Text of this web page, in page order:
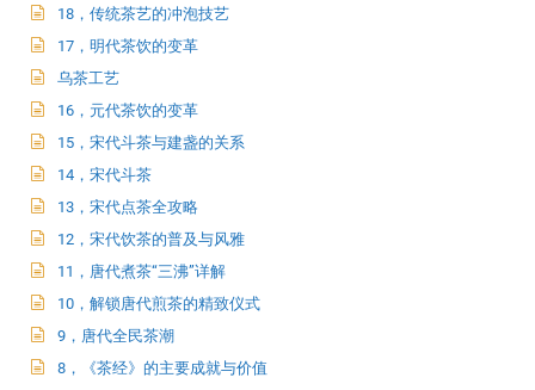
18，传统茶艺的冲泡技艺
17，明代茶饮的变革
乌茶工艺
16，元代茶饮的变革
15，宋代斗茶与建盏的关系
14，宋代斗茶
13，宋代点茶全攻略
12，宋代饮茶的普及与风雅
11，唐代煮茶“三沸”详解
10，解锁唐代煎茶的精致仪式
9，唐代全民茶潮
8，《茶经》的主要成就与价值